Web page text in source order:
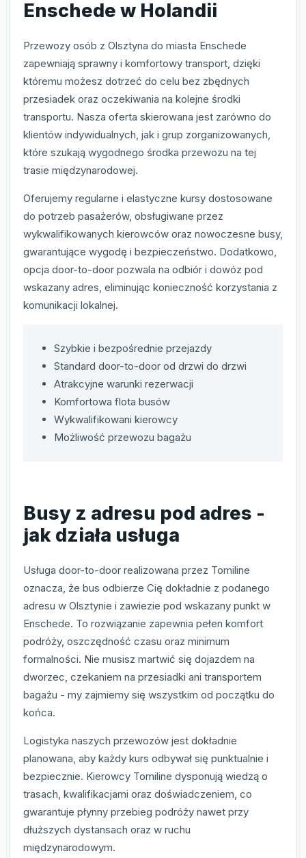
Enschede w Holandii
Przewozy osób z Olsztyna do miasta Enschede
zapewniają sprawny i komfortowy transport, dzięki
któremu możesz dotrzeć do celu bez zbędnych
przesiadek oraz oczekiwania na kolejne środki
transportu. Nasza oferta skierowana jest zarówno do
klientów indywidualnych, jak i grup zorganizowanych,
które szukają wygodnego środka przewozu na tej
trasie międzynarodowej.
Oferujemy regularne i elastyczne kursy dostosowane
do potrzeb pasażerów, obsługiwane przez
wykwalifikowanych kierowców oraz nowoczesne busy,
gwarantujące wygodę i bezpieczeństwo. Dodatkowo,
opcja door-to-door pozwala na odbiór i dowóz pod
wskazany adres, eliminując konieczność korzystania z
komunikacji lokalnej.
Szybkie i bezpośrednie przejazdy
Standard door-to-door od drzwi do drzwi
Atrakcyjne warunki rezerwacji
Komfortowa flota busów
Wykwalifikowani kierowcy
Możliwość przewozu bagażu
Busy z adresu pod adres -
jak działa usługa
Usługa door-to-door realizowana przez Tomiline
oznacza, że bus odbierze Cię dokładnie z podanego
adresu w Olsztynie i zawiezie pod wskazany punkt w
Enschede. To rozwiązanie zapewnia pełen komfort
podróży, oszczędność czasu oraz minimum
formalności. Nie musisz martwić się dojazdem na
dworzec, czekaniem na przesiadki ani transportem
bagażu - my zajmiemy się wszystkim od początku do
końca.
Logistyka naszych przewozów jest dokładnie
planowana, aby każdy kurs odbywał się punktualnie i
bezpiecznie. Kierowcy Tomiline dysponują wiedzą o
trasach, kwalifikacjami oraz doświadczeniem, co
gwarantuje płynny przebieg podróży nawet przy
dłuższych dystansach oraz w ruchu
międzynarodowym.